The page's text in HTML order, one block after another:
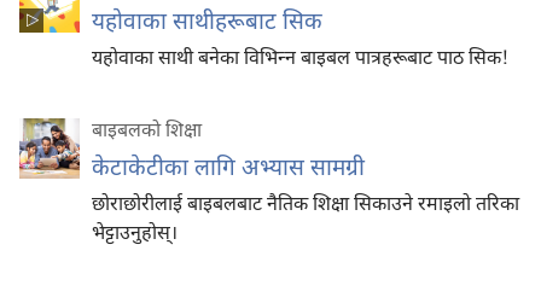
यहोवाका साथीहरूबाट सिक
यहोवाका साथी बनेका विभिन्‍न बाइबल पात्रहरूबाट पाठ सिक!
बाइबलको शिक्षा
केटाकेटीका लागि अभ्यास सामग्री
छोराछोरीलाई बाइबलबाट नैतिक शिक्षा सिकाउने रमाइलो तरिका
भेट्टाउनुहोस्‌।